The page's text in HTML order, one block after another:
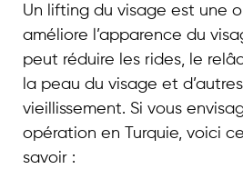
Un lifting du visage est une
améliore l’apparence du
peut réduire les rides, le
la peau du visage et
vieillissement. Si vous
opération en Turquie, voici
savoir :